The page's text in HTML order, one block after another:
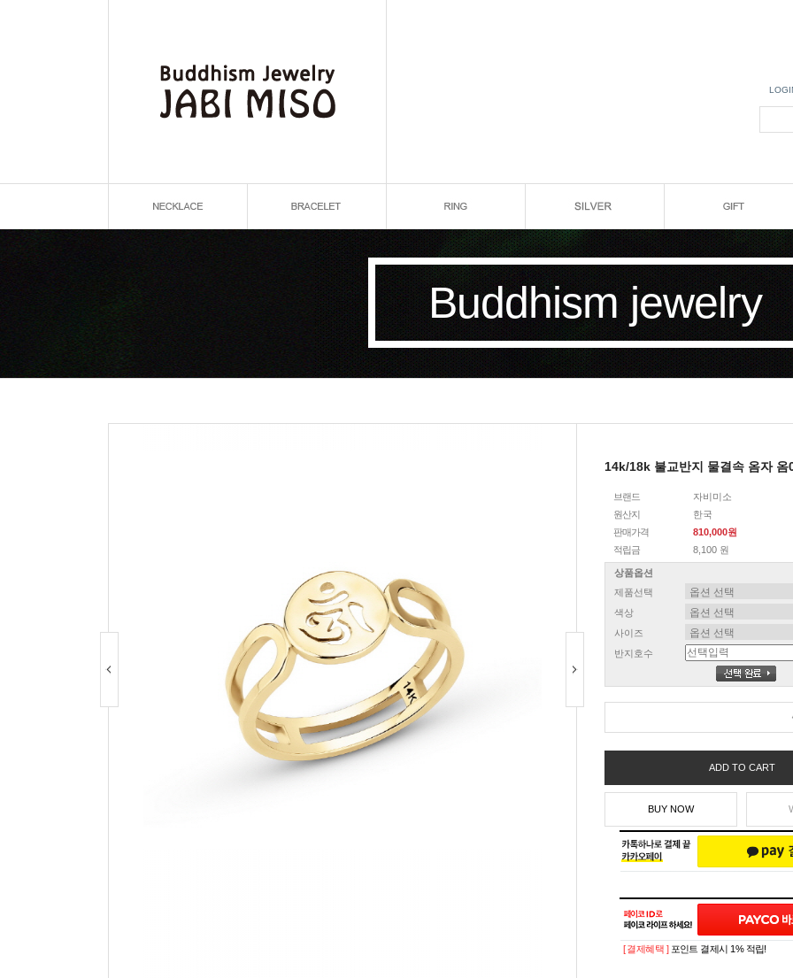
Buddhism jewelry
14k/18k 불교반지 물결속 옴자
브랜드
자비미소
원산지
한국
판매가격
810,000원
적립금
8,100 원
상품옵션
제품선택
색상
사이즈
반지호수
ADD TO CART
BUY NOW
[ 결제혜택 ] 포인트 결제시 1% 적립!